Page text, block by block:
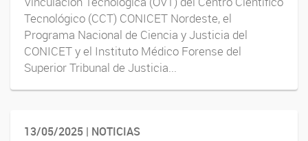
Tecnológico (CCT) CONICET Nordeste, el
Programa Nacional de Ciencia y Justicia del
CONICET y el Instituto Médico Forense del
Superior Tribunal de Justicia...
13/05/2025 | NOTICIAS